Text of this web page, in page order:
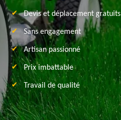
Devis et déplacement gratuits
Sans engagement
Artisan passionné
Prix imbattable
Travail de qualité